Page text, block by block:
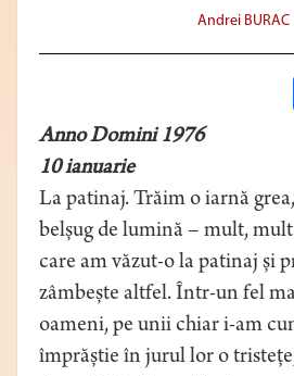
Andrei BURAC
Anno Domini 1976
10 ianuarie
La patinaj. Trăim o iarnă
belșug de lumină – mult,
care am văzut-o la patinaj și
zâmbește altfel. Într-un fel
oameni, pe unii chiar i-am
împrăștie în jurul lor o